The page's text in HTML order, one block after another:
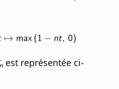
est représentée ci-